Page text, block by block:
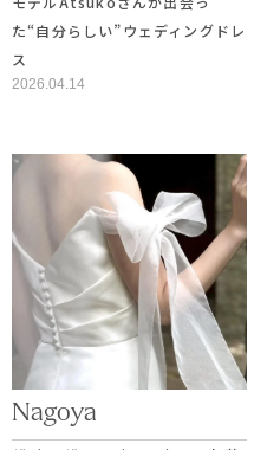
た“自分らしい”ウェディングドレ
ス
2026.04.14
Nagoya